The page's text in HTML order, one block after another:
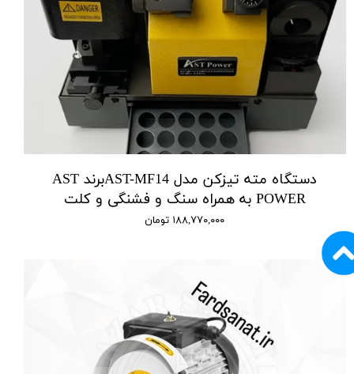
دستگاه مته تیزکن مدل AST-MF14برند AST
POWER به همراه سنگ و فشنگی و کلت
۱۸۸,۷۷۰,۰۰۰ تومان